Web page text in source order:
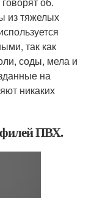
из тяжелых
так как
соды, мела и
на
никаких
ПВХ.